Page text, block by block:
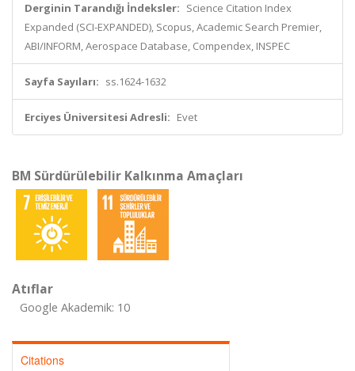
Derginin Tarandığı İndeksler: Science Citation Index
Expanded (SCI-EXPANDED), Scopus, Academic Search Premier,
ABI/INFORM, Aerospace Database, Compendex, INSPEC
Sayfa Sayıları: ss.1624-1632
Erciyes Üniversitesi Adresli: Evet
BM Sürdürülebilir Kalkınma Amaçları
Atıflar
Google Akademik: 10
Citations